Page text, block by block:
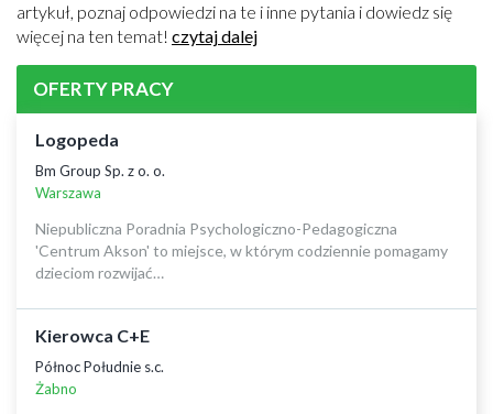
artykuł, poznaj odpowiedzi na te i inne pytania i dowiedz się
więcej na ten temat! czytaj dalej
OFERTY PRACY
Logopeda
Bm Group Sp. z o. o.
Warszawa
Niepubliczna Poradnia Psychologiczno-Pedagogiczna
'Centrum Akson' to miejsce, w którym codziennie pomagamy
dzieciom rozwijać…
Kierowca C+E
Północ Południe s.c.
Żabno